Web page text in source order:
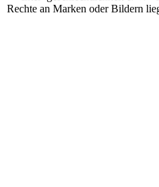
Rechte an Marken oder Bildern